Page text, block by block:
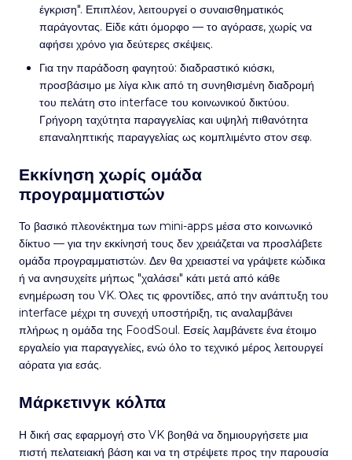
έγκριση". Επιπλέον, λειτουργεί ο συναισθηματικός
παράγοντας. Είδε κάτι όμορφο — το αγόρασε, χωρίς να
αφήσει χρόνο για δεύτερες σκέψεις.
Για την παράδοση φαγητού: διαδραστικό κιόσκι,
προσβάσιμο με λίγα κλικ από τη συνηθισμένη διαδρομή
του πελάτη στο interface του κοινωνικού δικτύου.
Γρήγορη ταχύτητα παραγγελίας και υψηλή πιθανότητα
επαναληπτικής παραγγελίας ως κομπλιμέντο στον σεφ.
Εκκίνηση χωρίς ομάδα
προγραμματιστών
Το βασικό πλεονέκτημα των mini-apps μέσα στο κοινωνικό
δίκτυο — για την εκκίνησή τους δεν χρειάζεται να προσλάβετε
ομάδα προγραμματιστών. Δεν θα χρειαστεί να γράψετε κώδικα
ή να ανησυχείτε μήπως "χαλάσει" κάτι μετά από κάθε
ενημέρωση του VK. Όλες τις φροντίδες, από την ανάπτυξη του
interface μέχρι τη συνεχή υποστήριξη, τις αναλαμβάνει
πλήρως η ομάδα της FoodSoul. Εσείς λαμβάνετε ένα έτοιμο
εργαλείο για παραγγελίες, ενώ όλο το τεχνικό μέρος λειτουργεί
αόρατα για εσάς.
Μάρκετινγκ κόλπα
Η δική σας εφαρμογή στο VK βοηθά να δημιουργήσετε μια
πιστή πελατειακή βάση και να τη στρέψετε προς την παρουσία